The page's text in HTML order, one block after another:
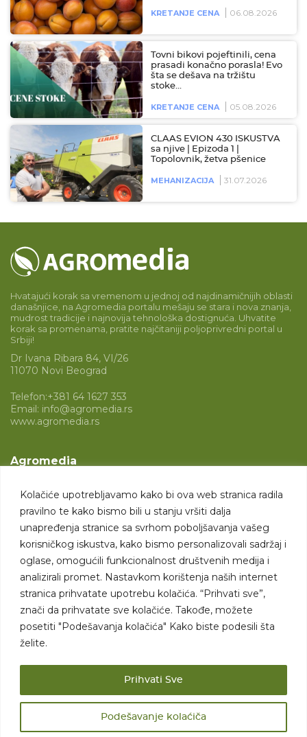
Kolačiće upotrebljavamo kako bi ova web stranica radila
pravilno te kako bismo bili u stanju vršiti dalja
unapređenja stranice sa svrhom poboljšavanja vašeg
korisničkog iskustva, kako bismo personalizovali sadržaj i
oglase, omogućili funkcionalnost društvenih medija i
analizirali promet. Nastavkom korištenja naših internet
stranica prihvatate upotrebu kolačića. “Prihvati sve”,
znači da prihvatate sve kolačiće. Takođe, možete
posetiti "Podešavanja kolačića" Kako biste podesili šta
želite.
Podešavanje kolaćiča
Prihvati Sve
KRETANJE CENA 06.08.2026
Tovni bikovi pojeftinili, cena
prasadi konačno porasla! Evo
šta se dešava na tržištu
stoke…
KRETANJE CENA 05.08.2026
CLAAS EVION 430 ISKUSTVA
sa njive | Epizoda 1 |
Topolovnik, žetva pšenice
MEHANIZACIJA 31.07.2026
Hvatajući korak sa vremenom u jednoj od najdinamičnijih oblasti
današnjice, na Agromedia portalu mešaju se stara i nova znanja,
mudrost tradicije i najnovija tehnološka dostignuća. Uhvatite
korak sa promenama, pratite najčitaniji poljoprivredni portal u
Srbiji!
Dr Ivana Ribara 84, VI/26
11070 Novi Beograd
Telefon:+381 64 1627 353
Email: info@agromedia.rs
www.agromedia.rs
Agromedia
Svet poljoprivrede
Marketing usluge
Tražimo saradnike
Kontakt
Sva prava zadržana. 2007 - 2026. © Agromedia d.o.o.
Uslovi korišćenja
Politika privatnosti Uslovi korišćenja i kupovine